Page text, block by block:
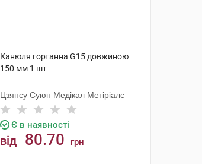
Канюля гортанна G15 довжиною
150 мм 1 шт
Цзянсу Суюн Медікал Метіріалс
Є в наявності
від 80.70 грн